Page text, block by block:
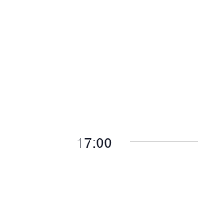
17:00